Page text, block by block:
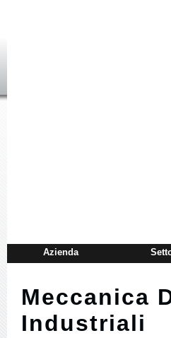
Azienda
Meccanica
Industriali